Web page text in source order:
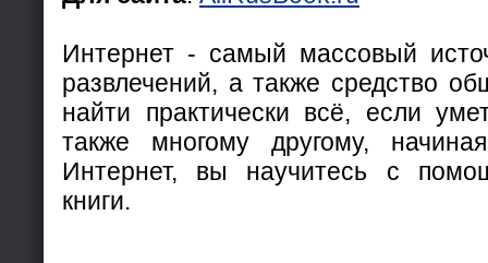
Интернет - самый массовый
развлечений, а также средство
найти практически всё, если
также многому другому,
Интернет, вы научитесь с
книги.